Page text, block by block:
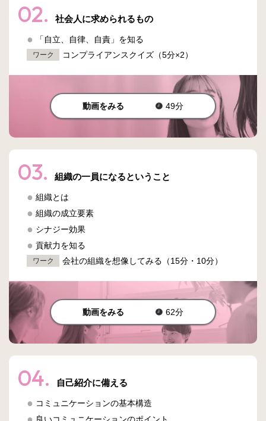
02. 社会人に求められるもの
「自立、自律、自責」を知る
ワーク コンプライアンスクイズ（5分×2）
動画をみる 49分
03. 組織の一員になるということ
組織とは
組織の成立要素
シナジー効果
貢献力を知る
ワーク 会社の組織を想像してみる（15分・10分）
動画をみる 62分
04. 自己紹介に備える
コミュニケーションの基本構造